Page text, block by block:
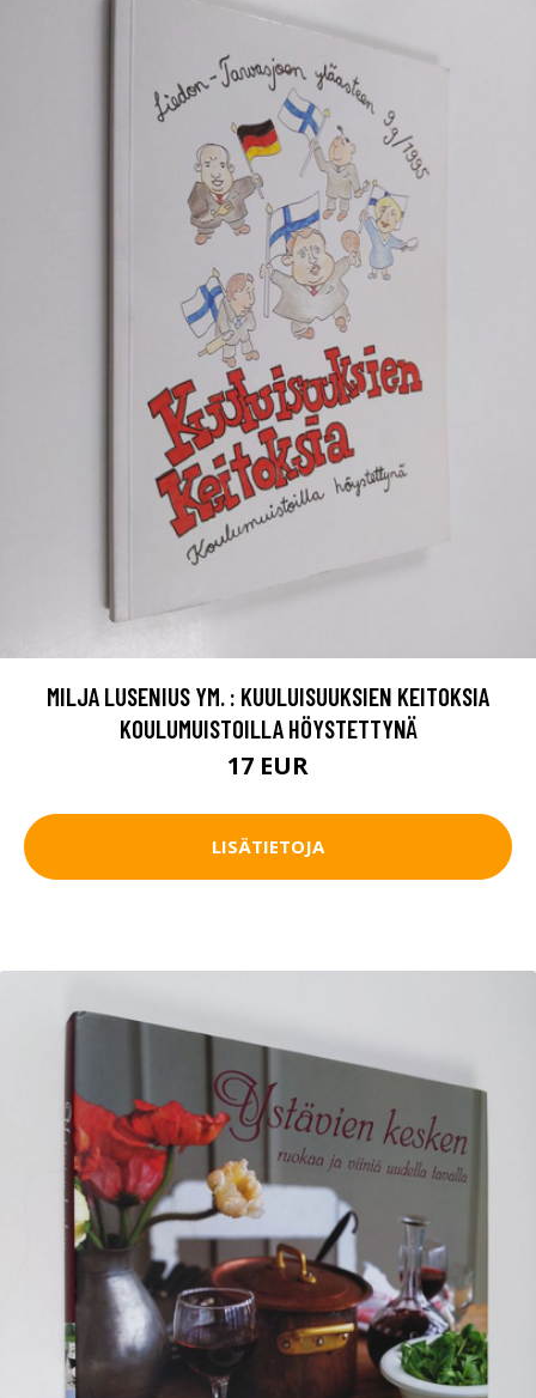
MILJA LUSENIUS YM. : KUULUISUUKSIEN KEITOKSIA
KOULUMUISTOILLA HÖYSTETTYNÄ
17 EUR
LISÄTIETOJA